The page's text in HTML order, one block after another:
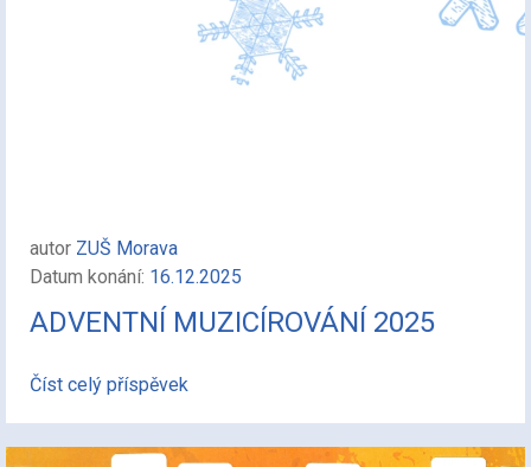
autor ZUŠ Morava
Datum konání: 16.12.2025
ADVENTNÍ MUZICÍROVÁNÍ 2025
Číst celý příspěvek